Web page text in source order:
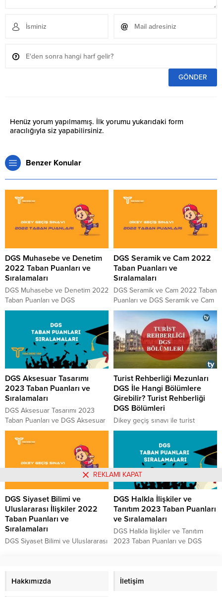
Henüz yorum yapılmamış. İlk yorumu yukarıdaki form
aracılığıyla siz yapabilirsiniz.
Benzer Konular
DGS Muhasebe ve Denetim
2022 Taban Puanları ve
Sıralamaları
DGS Muhasebe ve Denetim 2022
Taban Puanları ve DGS
Muhasebe ve Denetim 2022
paylaşılmıştır. 2022 yılında
DGS’ye girecek adaylara fikir ve
bilgi vermesi için paylaştığımız
tablo ÖSYM tarafından yayınlanan
güncel rakamları içermektedir.
Muhasebe ve Denetim 2022 DGS
Taban Puanları için aşağıdaki
listeyi inceleyebilirsiniz. Puanlar
yüksekten düşüğe doğru
sıralanmıştır....
DGS Seramik ve Cam 2022
Taban Puanları ve
Sıralamaları
DGS Seramik ve Cam 2022 Taban
Puanları ve DGS Seramik ve Cam
2022 Sıralamaları aşağıdaki
tablomuzda paylaşılmıştır. 2022
yılında DGS’ye girecek adaylara
fikir ve bilgi vermesi için
paylaştığımız tablo ÖSYM
tarafından yayınlanan güncel
rakamları içermektedir. Seramik
ve Cam 2022 DGS Taban
Puanları için aşağıdaki listeyi
inceleyebilirsiniz. Puanlar
yüksekten düşüğe doğru
sıralanmıştır....
DGS Aksesuar Tasarımı
2023 Taban Puanları ve
Sıralamaları
DGS Aksesuar Tasarımı 2023
Taban Puanları ve DGS Aksesuar
Tasarımı 2023 Sıralamaları
aşağıdaki tablomuzda
paylaşılmıştır. 2023 yılında
DGS’ye girecek adaylara fikir ve
bilgi vermesi için paylaştığımız
tablo ÖSYM tarafından yayınlanan
güncel rakamları içermektedir.
Aksesuar Tasarımı 2023 DGS
Taban Puanları için aşağıdaki
listeyi inceleyebilirsiniz. Puanlar
yüksekten düşüğe doğru
sıralanmıştır. 4 Yıllık...
Turist Rehberliği Mezunları
DGS İle Hangi Bölümlere
Girebilir? Turist Rehberliği
DGS Bölümleri
​​​​​​​Dikey geçiş sınavı ile turist
rehberliği bölümü mezunları
bölüm mezunları 4 yıllık
bölümlere nasıl geçebilir, turist
rehberliği dgs bölümleri nelerdir,
turist rehberliği mezunları DGS’ye
girdikten sonra tercih hakkı
bulunan bölümleri nasıl tercih
edebilirler, 2 yıllık turist rehberliği
bölümü mezunları hangi 4 yıllık
bölümlere DGS ile...
DGS Siyaset Bilimi ve
Uluslararası İlişkiler 2022
Taban Puanları ve
Sıralamaları
DGS Siyaset Bilimi ve Uluslararası
aşağıdaki tablomuzda
DGS Halkla İlişkiler ve
Tanıtım 2023 Taban Puanları
ve Sıralamaları
DGS Halkla İlişkiler ve Tanıtım
2023 Taban Puanları ve DGS
DGS’ye girecek adaylara fikir ve
Hakkımızda İletişim
REKLAMI KAPAT